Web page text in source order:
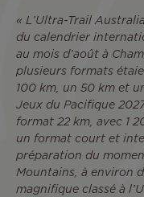
« L’Ultra-Trail
du calendrier
au mois d’août à
plusieurs formats
100 km, un 50 km et
Jeux du Pacifique
format 22 km, avec 1
un format court et
préparation du
Mountains, à environ
magnifique classé à